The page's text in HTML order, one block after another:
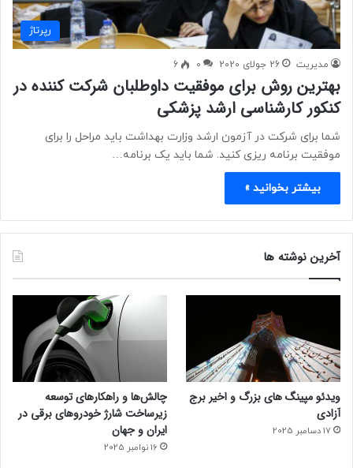
رپرتاژ
مدیریت 26 جولای 2020 0
6
بهترین روش برای موفقیت داوطلبان شرکت کننده در
کنکور کارشناسی ارشد پزشکی
شما برای شرکت در آزمون ارشد وزارت بهداشت باید مراحل را برای
موفقیت برنامه ریزی کنید. شما باید یک برنامه…
بیشتر بخوانید »
آخرین نوشته ها
ویدئو مپینگ های بزرگ و اخیر برج
آزادی
17 دسامبر 2025
چالش‌ها و راهکارهای توسعه
زیرساخت شارژ خودروهای برقی در
ایران و جهان
16 نوامبر 2025